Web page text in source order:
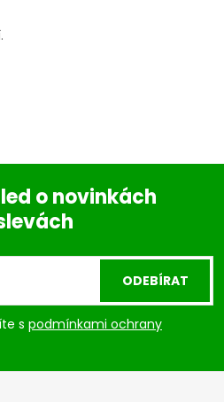
o novinkách
s podmínkami ochrany
ODEBÍRAT